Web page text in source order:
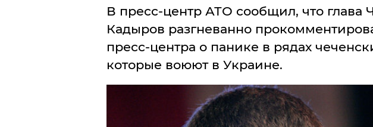
В пресс-центр АТО сообщил, что глава
Кадыров разгневанно
пресс-центра о панике в рядах
которые воюют в Украине.